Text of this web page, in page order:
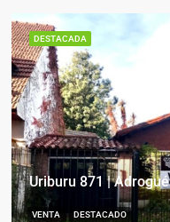
Uriburu 871 | Adrogué
VENTA DESTACADO
DESTACADA